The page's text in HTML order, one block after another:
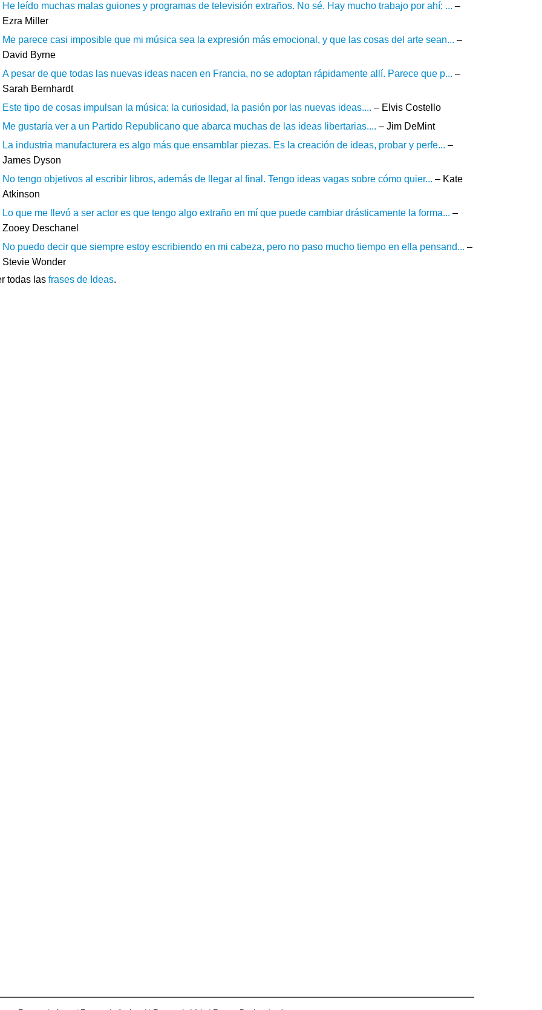
He leído muchas malas guiones y programas de televisión extraños. No sé. Hay mucho trabajo por ahí; ... –
Ezra Miller
Me parece casi imposible que mi música sea la expresión más emocional, y que las cosas del arte sean... –
David Byrne
A pesar de que todas las nuevas ideas nacen en Francia, no se adoptan rápidamente allí. Parece que p... –
Sarah Bernhardt
Este tipo de cosas impulsan la música: la curiosidad, la pasión por las nuevas ideas.... – Elvis Costello
Me gustaría ver a un Partido Republicano que abarca muchas de las ideas libertarias.... – Jim DeMint
La industria manufacturera es algo más que ensamblar piezas. Es la creación de ideas, probar y perfe... –
James Dyson
No tengo objetivos al escribir libros, además de llegar al final. Tengo ideas vagas sobre cómo quier... – Kate
Atkinson
Lo que me llevó a ser actor es que tengo algo extraño en mí que puede cambiar drásticamente la forma... –
Zooey Deschanel
No puedo decir que siempre estoy escribiendo en mi cabeza, pero no paso mucho tiempo en ella pensand... –
Stevie Wonder
todas las frases de Ideas.